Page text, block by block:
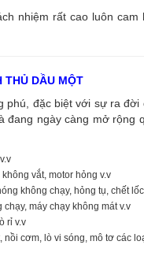
nhiệm rất cao luôn
THỦ DẦU MỘT
đặc biệt với sự ra
ngày càng mở rộng
vắt, motor hỏng v.v
không chạy, hỏng tụ, chết
chạy, máy chạy không mát v.v
rỉ v.v
nồi cơm, lò vi sóng, mô tơ các